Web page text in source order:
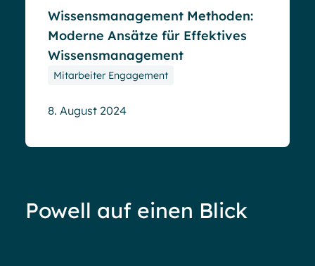
Wissensmanagement Methoden:
Moderne Ansätze für Effektives
Wissensmanagement
Mitarbeiter Engagement
8. August 2024
Powell auf einen Blick